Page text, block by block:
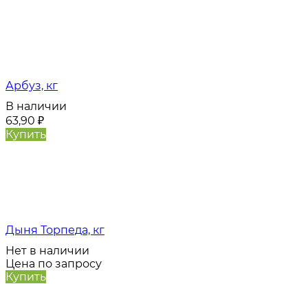
Арбуз, кг
В наличии
63,90 ₽
Купить
Дыня Торпеда, кг
Нет в наличии
Цена по запросу
Купить